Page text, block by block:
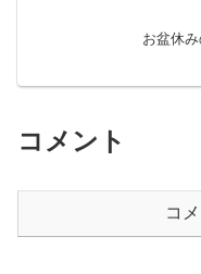
お盆休
コメント
コ